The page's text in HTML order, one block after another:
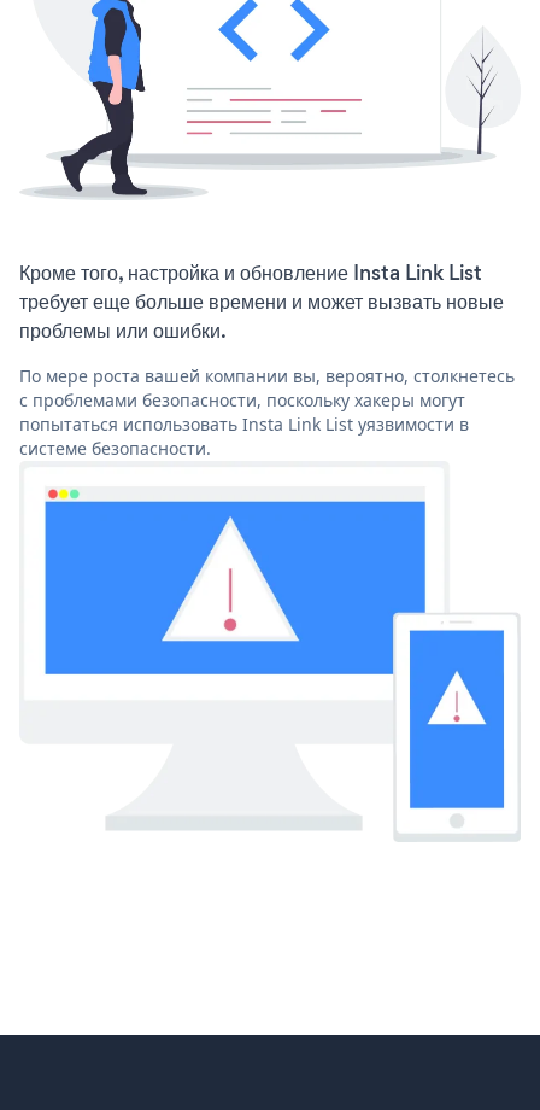
Кроме того, настройка и обновление Insta Link List
требует еще больше времени и может вызвать новые
проблемы или ошибки.
По мере роста вашей компании вы, вероятно, столкнетесь
с проблемами безопасности, поскольку хакеры могут
попытаться использовать Insta Link List уязвимости в
системе безопасности.